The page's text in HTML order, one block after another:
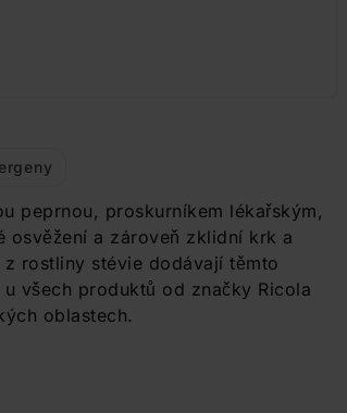
peprnou, proskurníkem lékařským,
osvěžení a zároveň zklidní krk a
rostliny stévie dodávají těmto
všech produktů od značky Ricola
oblastech.